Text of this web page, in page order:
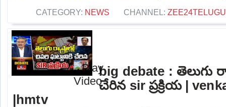
CATEGORY: NEWS CHANNEL:
big debate : తెలుగు
చేరిన sir ప్రక్రియ |
|hmtv